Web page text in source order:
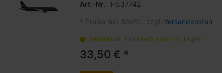
Art.-Nr. H537742
* Preise inkl. MwSt., zzgl. Versandkosten
Bestellbar innerhalb von 2-3 Tagen
33,50 € *